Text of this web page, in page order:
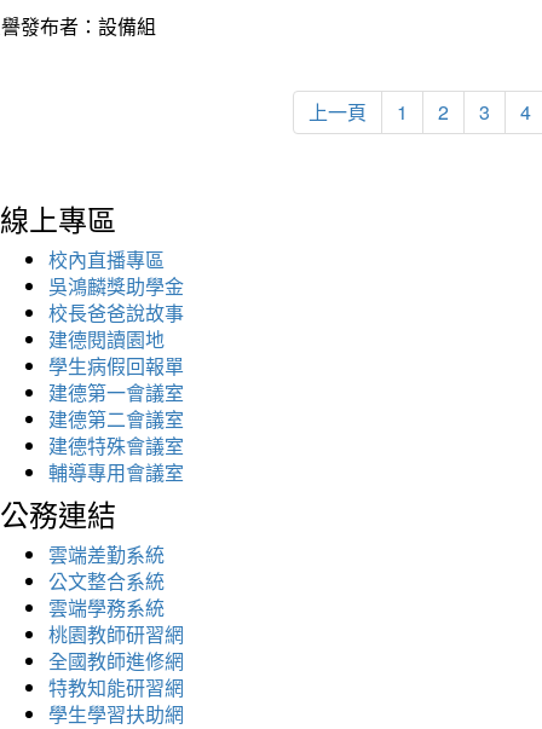
發布者：設備組
上一頁 1 2 3 4
線上專區
校內直播專區
吳鴻麟獎助學金
校長爸爸說故事
建德閱讀園地
學生病假回報單
建德第一會議室
建德第二會議室
建德特殊會議室
輔導專用會議室
公務連結
雲端差勤系統
公文整合系統
雲端學務系統
桃園教師研習網
全國教師進修網
特教知能研習網
學生學習扶助網